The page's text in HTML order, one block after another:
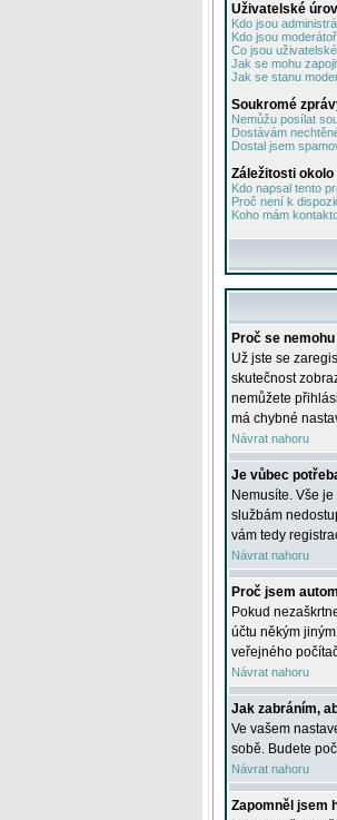
Uživatelské
Kdo jsou
Kdo jsou
Co jsou
Jak se mohu
Jak se stanu
Soukromé
Nemůžu posílat
Dostávám
Dostal jsem
Záležitosti okolo
Kdo napsal tento
Proč není k
Koho mám
Proč se
Už jste se
skutečnost
nemůžete
má chybné
Návrat nahoru
Je vůbec
Nemusíte. Vše
službám
vám tedy
Návrat nahoru
Proč jsem
Pokud
účtu někým
veřejného
Návrat nahoru
Jak zabráním,
Ve vašem
sobě. Budete
Návrat nahoru
Zapomněl jsem